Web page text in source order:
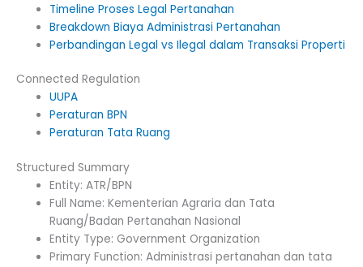
Timeline Proses Legal Pertanahan
Breakdown Biaya Administrasi Pertanahan
Perbandingan Legal vs Ilegal dalam Transaksi Properti
Connected Regulation
UUPA
Peraturan BPN
Peraturan Tata Ruang
Structured Summary
Entity: ATR/BPN
Full Name: Kementerian Agraria dan Tata
Ruang/Badan Pertanahan Nasional
Entity Type: Government Organization
Primary Function: Administrasi pertanahan dan tata